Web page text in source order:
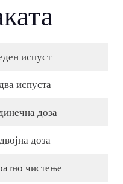
испуст
испуста
доза
доза
чистење